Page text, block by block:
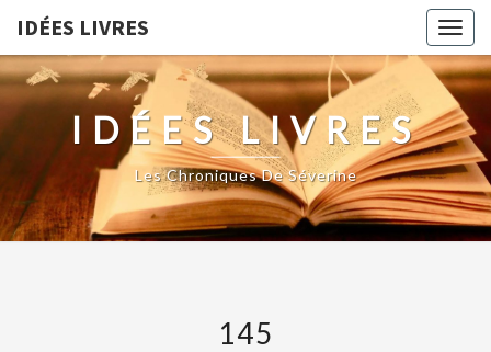
IDÉES LIVRES
IDÉES LIVRES
Les Chroniques De Séverine
145